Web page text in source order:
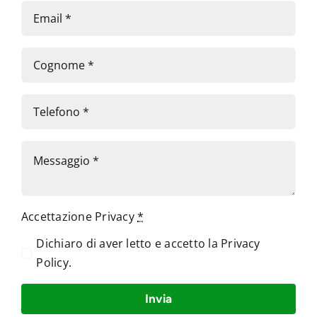
Accettazione Privacy*
Dichiaro di aver letto e accetto la Privacy
Policy.
Invia